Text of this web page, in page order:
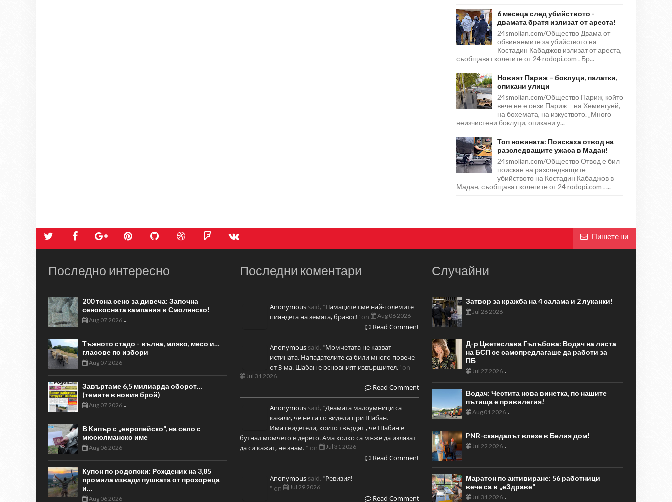
6 месеца след убийството -
двамата братя излизат от ареста!
24smolian.com/Общество Двама от
обвиняемите за убийството на
Костадин Кабаджов излизат от ареста,
съобщават колегите от 24 rodopi.com . Бр...
Новият Париж – боклуци, палатки,
опикани улици
24smolian.com/Общество Париж, който
вече не е онзи Париж – на Хемингуей,
на бохемата, на изкуството. „Много
неизчистени боклуци, опикани у...
Топ новината: Поискаха отвод на
разследващите ужаса в Мадан!
24smolian.com/Общество Отвод е бил
поискан на разследващите
убийството на Костадин Кабаджов в
Мадан, съобщават колегите от 24 rodopi.com . ...
Пишете ни
Последно интересно
200 тона сено за дивеча: Започна
сенокосната кампания в Смолянско!
Aug 07 2026 -
Тъжното стадо - вълна, мляко, месо и…
гласове по избори
Aug 07 2026 -
Завъртаме 6,5 милиарда оборот…
(темите в новия брой)
Aug 07 2026 -
В Кипър с „европейско“, на село с
мюсюлманско име
Aug 06 2026 -
Купон по родопски: Рожденик на 3,85
промила извади пушката от прозореца
и…
Aug 06 2026 -
Последни коментари
Anonymous said, "Памаците сме най-големите
пияндета на земята, бравос!" on Aug 06 2026
Read Comment
Anonymous said, "Момчетата не казват
истината. Нападателите са били много повече
от 3-ма. Шабан е основният извършител." on
Jul 31 2026
Read Comment
Anonymous said, "Двамата малоумници са
казали, че не са го видели при Шабан.
Има свидетели, които твърдят , че Шабан е
бутнал момчето в дерето. Ама колко са мъже да излязат
да си кажат, не знам. " on Jul 31 2026
Read Comment
Anonymous said, "Ревизия!
" on
Jul 29 2026
Read Comment
Случайни
Затвор за кражба на 4 салама и 2 луканки!
Jul 26 2026-
Д-р Цветеслава Гълъбова: Водач на листа
на БСП се самопредлагаше да работи за
ПБ
Jul 27 2026-
Водач: Честита нова винетка, по нашите
пътища е привилегия!
Aug 01 2026-
PNR-скандалът влезе в Белия дом!
Jul 22 2026-
Маратон по активиране: 56 работници
вече са в „еЗдраве“
Jul 31 2026-